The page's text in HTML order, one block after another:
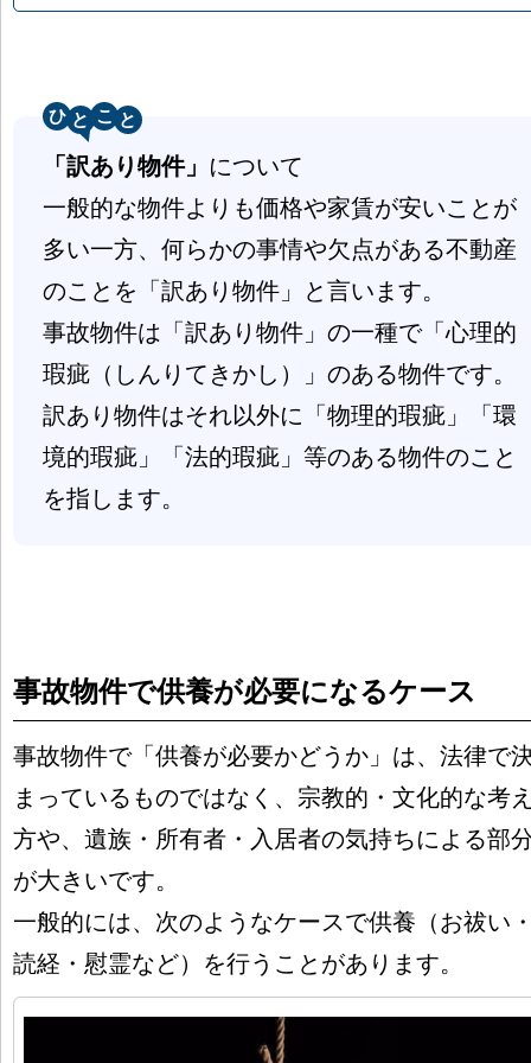
ひ こ
「訳あり物件」 について
一般的な物件よりも価格や家賃が安いことが
多い一方、何らかの事情や欠点がある不動産
のことを「訳あり物件」と言います。
事故物件は「訳あり物件」の一種で「心理的
瑕疵（しんりてきかし）」のある物件です。
訳あり物件はそれ以外に「物理的瑕疵」「環
境的瑕疵」「法的瑕疵」等のある物件のこと
を指します。
事故物件で供養が必要になるケース
事故物件で「供養が必要かどうか」は、法律で
まっているものではなく、宗教的・文化的な考
方や、遺族・所有者・入居者の気持ちによる部
が大きいです。
一般的には、次のようなケースで供養（お祓い
読経・慰霊など）を行うことがあります。